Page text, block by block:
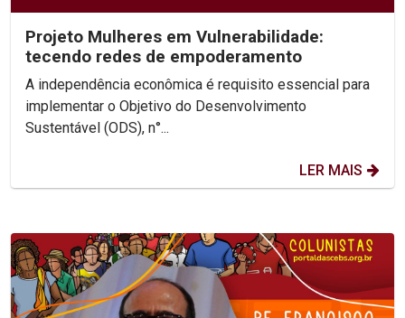
Projeto Mulheres em Vulnerabilidade:
tecendo redes de empoderamento
A independência econômica é requisito essencial para
implementar o Objetivo do Desenvolvimento
Sustentável (ODS), n°...
LER MAIS